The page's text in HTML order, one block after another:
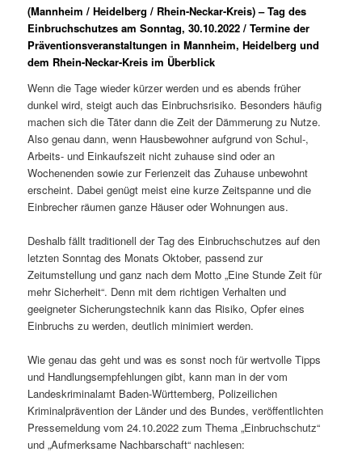
(Mannheim / Heidelberg / Rhein-Neckar-Kreis) – Tag des
Einbruchschutzes am Sonntag, 30.10.2022 / Termine der
Präventionsveranstaltungen in Mannheim, Heidelberg und
dem Rhein-Neckar-Kreis im Überblick
Wenn die Tage wieder kürzer werden und es abends früher
dunkel wird, steigt auch das Einbruchsrisiko. Besonders häufig
machen sich die Täter dann die Zeit der Dämmerung zu Nutze.
Also genau dann, wenn Hausbewohner aufgrund von Schul-,
Arbeits- und Einkaufszeit nicht zuhause sind oder an
Wochenenden sowie zur Ferienzeit das Zuhause unbewohnt
erscheint. Dabei genügt meist eine kurze Zeitspanne und die
Einbrecher räumen ganze Häuser oder Wohnungen aus.
Deshalb fällt traditionell der Tag des Einbruchschutzes auf den
letzten Sonntag des Monats Oktober, passend zur
Zeitumstellung und ganz nach dem Motto „Eine Stunde Zeit für
mehr Sicherheit“. Denn mit dem richtigen Verhalten und
geeigneter Sicherungstechnik kann das Risiko, Opfer eines
Einbruchs zu werden, deutlich minimiert werden.
Wie genau das geht und was es sonst noch für wertvolle Tipps
und Handlungsempfehlungen gibt, kann man in der vom
Landeskriminalamt Baden-Württemberg, Polizeilichen
Kriminalprävention der Länder und des Bundes, veröffentlichten
Pressemeldung vom 24.10.2022 zum Thema „Einbruchschutz“
und „Aufmerksame Nachbarschaft“ nachlesen: